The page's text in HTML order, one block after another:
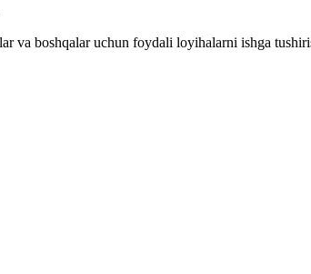
va boshqalar uchun foydali loyihalarni ishga